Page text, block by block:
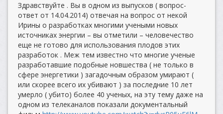
Здравствуйте . Вы в одном из выпусков ( вопрос-
ответ от 14.04.2014) отвечая на вопрос от некой
Ирины о разработках многими учеными новых
источниках энергии – вы отметили – человечество
еще не готово для использования плодов этих
разработок . Меж тем известно что многие ученые
разработавшие подобные новшества ( не только в
сфере энергетики ) загадочным образом умирают (
или скорее всего их убивают ) за последние 10 лет
умерло ( убито) более 40 ученых, на эту тему даже на
одном из телеканалов показали документальный